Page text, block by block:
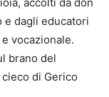
e dagli educatori
vocazionale.
brano del
di Gerico